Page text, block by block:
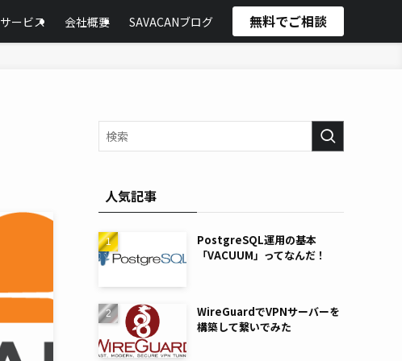
サービス 会社概要 SAVACANブログ 無料でご相談
人気記事
PostgreSQL運用の基本
「VACUUM」ってなんだ！
WireGuardでVPNサーバーを
構築して繋いでみた